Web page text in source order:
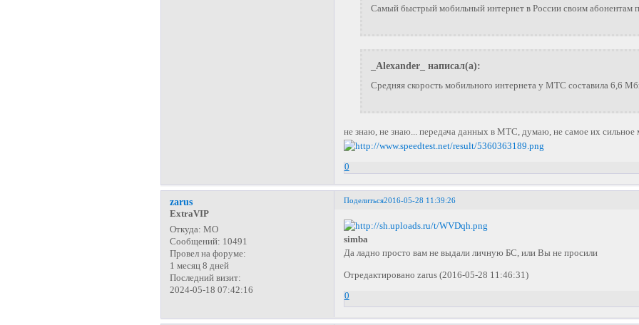
Самый быстрый мобильный интернет в России своим абонентам
_Alexander_ написал(а):
Средняя скорость мобильного интернета у МТС составила 6,6
не знаю, не знаю... передача данных в МТС, думаю, не самое их сильное
0
Поделиться2016-05-28 11:39:26
zarus
ExtraVIP
Откуда: МО
Сообщений: 10491
Провел на форуме:
1 месяц 8 дней
Последний визит:
2024-05-18 07:42:16
simba
Да ладно просто вам не выдали личную БС, или Вы не просили
Отредактировано zarus (2016-05-28 11:46:31)
0